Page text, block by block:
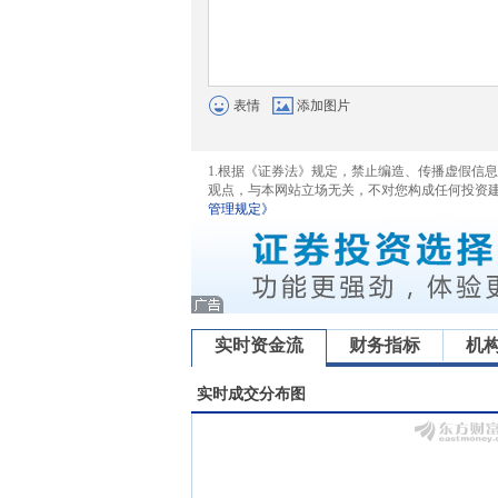
表情 添加图片
1.根据《证券法》规定，禁止编造、传播虚假信
观点，与本网站立场无关，不对您构成任何投资
管理规定》
实时资金流 财务指标 机
实时成交分布图